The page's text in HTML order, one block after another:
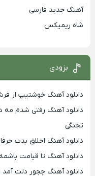
آهنگ جدید فارسی
شاه ریمیکس
بزودی
دانلود آهنگ خوشتیپ از
دانلود آهنگ رفتی شدم مه
تجنگی
دانلود آهنگ اخلاق بدت
دانلود آهنگ تا قیامت
دانلود آهنگ چجور دلت